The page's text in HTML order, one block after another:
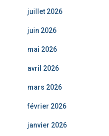
juillet 2026
juin 2026
mai 2026
avril 2026
mars 2026
février 2026
janvier 2026